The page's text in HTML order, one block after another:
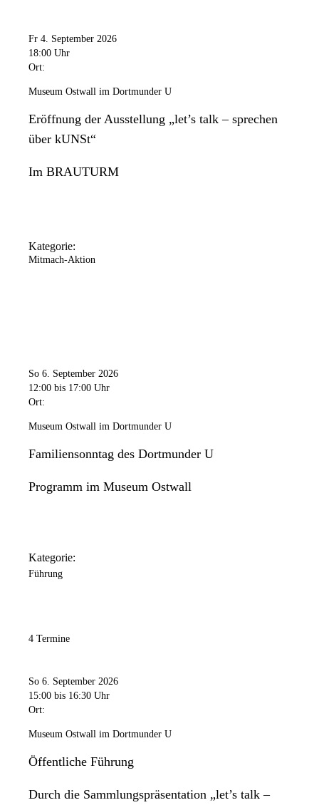
Fr 4. September 2026
18:00 Uhr
Ort:
Museum Ostwall im Dortmunder U
Eröffnung der Ausstellung „let’s talk – sprechen
über kUNSt“
Im BRAUTURM
Kategorie:
Mitmach-Aktion
So 6. September 2026
12:00 bis 17:00 Uhr
Ort:
Museum Ostwall im Dortmunder U
Familiensonntag des Dortmunder U
Programm im Museum Ostwall
Kategorie:
Führung
4 Termine
So 6. September 2026
15:00 bis 16:30 Uhr
Ort:
Museum Ostwall im Dortmunder U
Öffentliche Führung
Durch die Sammlungspräsentation „let’s talk –